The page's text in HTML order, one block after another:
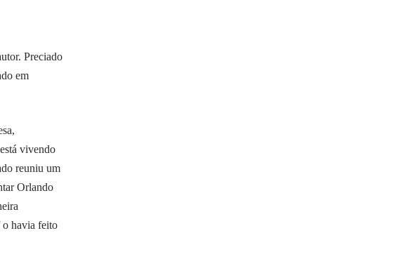
Preciado
em
vivendo
reuniu um
Orlando
o havia feito